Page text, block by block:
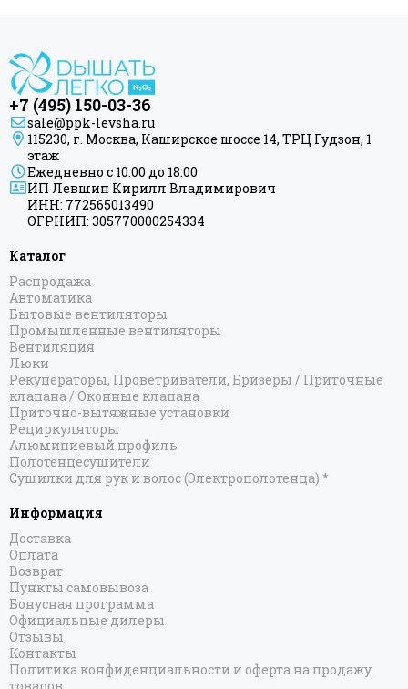
+7 (495) 150-03-36
sale@ppk-levsha.ru
115230, г. Москва, Каширское шоссе 14, ТРЦ Гудзон, 1
этаж
Ежедневно с 10:00 до 18:00
ИП Левшин Кирилл Владимирович
ИНН: 772565013490
ОГРНИП: 305770000254334
Каталог
Распродажа
Автоматика
Бытовые вентиляторы
Промышленные вентиляторы
Вентиляция
Люки
Рекуператоры, Проветриватели, Бризеры / Приточные
клапана / Оконные клапана
Приточно-вытяжные установки
Рециркуляторы
Алюминиевый профиль
Полотенцесушители
Сушилки для рук и волос (Электрополотенца) *
Информация
Доставка
Оплата
Возврат
Пункты самовывоза
Бонусная программа
Официальные дилеры
Отзывы
Контакты
Политика конфиденциальности и оферта на продажу